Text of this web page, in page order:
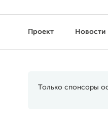
Проект Новости
Только спонсоры